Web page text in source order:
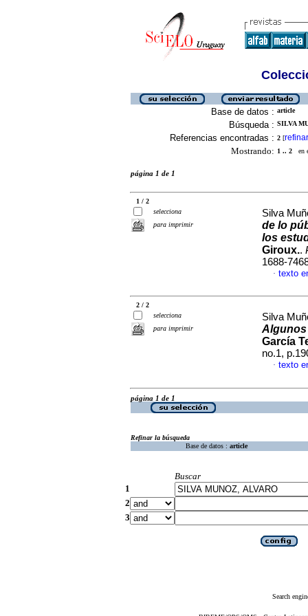
Base de datos : article
Búsqueda : SILVA
Referencias encontradas : 2 [refinar
Mostrando: 1 .. 2 en
página 1 de 1
1 / 2
selecciona
para imprimir
Silva
de lo
los
Giroux..
1688-
· texto
2 / 2
selecciona
para imprimir
Silva
García
no.1,
· texto
página 1 de 1
Refinar la búsqueda
Base de datos : article
Buscar
1
2
3
Search